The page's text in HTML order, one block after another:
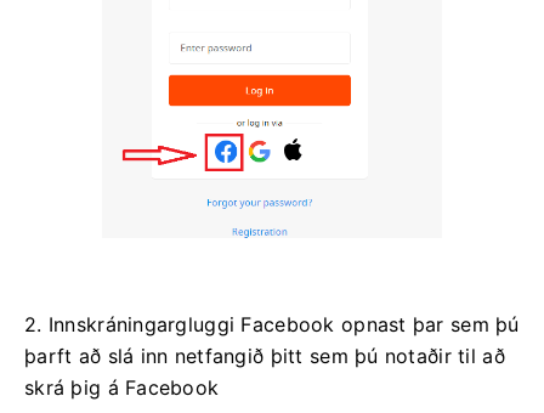
2. Innskráningargluggi Facebook opnast þar sem þú
þarft að slá inn netfangið þitt sem þú notaðir til að
skrá þig á Facebook